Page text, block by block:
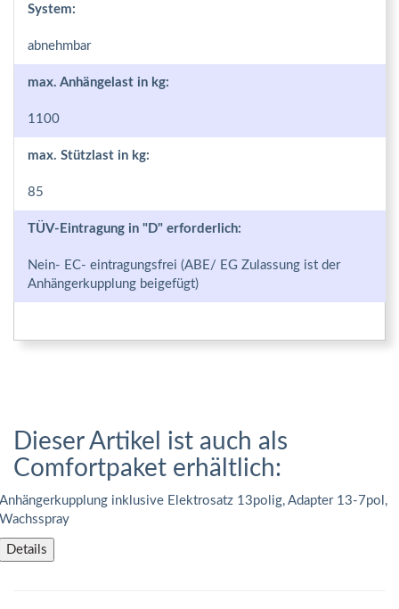
System:
abnehmbar
max. Anhängelast in kg:
1100
max. Stützlast in kg:
85
TÜV-Eintragung in "D" erforderlich:
Nein- EC- eintragungsfrei (ABE/ EG Zulassung ist der
Anhängerkupplung beigefügt)
Dieser Artikel ist auch als
Comfortpaket erhältlich:
Anhängerkupplung inklusive Elektrosatz 13polig, Adapter 13-7pol,
Wachsspray
Details